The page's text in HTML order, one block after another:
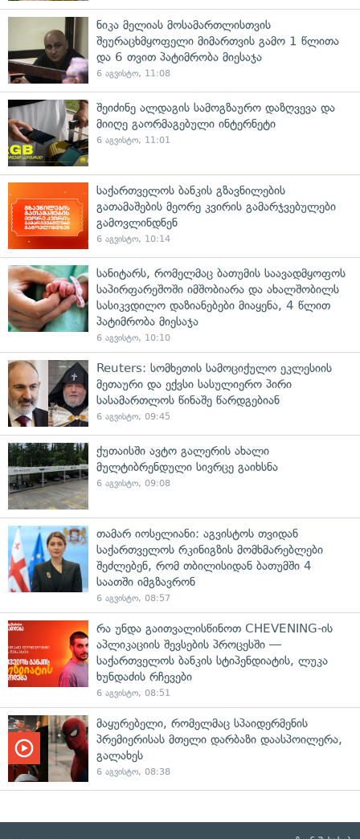
ნიკა მელიას მოსამართლისთვის
შეურაცხმყოფელი მიმართვის გამო 1 წლითა
და 6 თვით პატიმრობა მიესაჯა
6 აგვისტო, 11:08
შეიძინე ალდაგის სამოგზაურო დაზღვევა და
მიიღე გაორმაგებული ინტერნეტი
6 აგვისტო, 11:01
საქართველოს ბანკის გზავნილების
გათამაშების მეორე კვირის გამარჯვებულები
გამოვლინდნენ
6 აგვისტო, 10:14
სანიტარს, რომელმაც ბათუმის საავადმყოფოს
საპირფარეშოში იმშობიარა და ახალშობილს
სასიკვდილო დაზიანებები მიაყენა, 4 წლით
პატიმრობა მიესაჯა
6 აგვისტო, 10:10
Reuters: სომხეთის სამოციქულო ეკლესიის
მეთაური და ექვსი სასულიერო პირი
სასამართლოს წინაშე წარდგებიან
6 აგვისტო, 09:45
ქუთაისში ავტო გალერის ახალი
მულტიბრენდული სივრცე გაიხსნა
6 აგვისტო, 09:08
თამარ იოსელიანი: აგვისტოს თვიდან
საქართველოს რკინიგზის მომხმარებლები
შეძლებენ, რომ თბილისიდან ბათუმში 4
საათში იმგზავრონ
6 აგვისტო, 08:57
რა უნდა გაითვალისწინოთ CHEVENING-ის
აპლიკაციის შევსების პროცესში —
საქართველოს ბანკის სტიპენდიატის, ლუკა
ხუნდაძის რჩევები
6 აგვისტო, 08:51
მაყურებელი, რომელმაც სპაიდერმენის
პრემიერისას მთელი დარბაზი დაასპოილერა,
გალახეს
6 აგვისტო, 08:38